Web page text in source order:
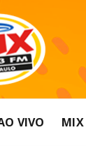
VIVO MIX